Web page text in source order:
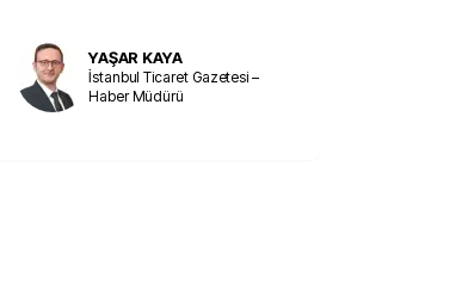
YAŞAR KAYA
İstanbul Ticaret Gazetesi –
Haber Müdürü